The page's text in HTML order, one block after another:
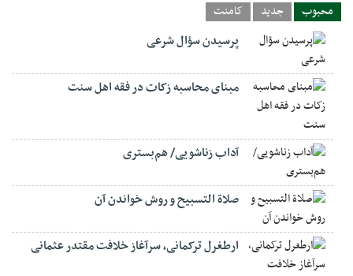
محبوب جدید کامنت
پرسیدن سؤال شرعی
مبنای محاسبه زکات در فقه اهل سنت
آداب زناشویی/ هم‌بستری
صلاة التسبيح و روش خواندن آن
ارطغرل ترکمانی، سرآغاز خلافت مقتدر عثمانی